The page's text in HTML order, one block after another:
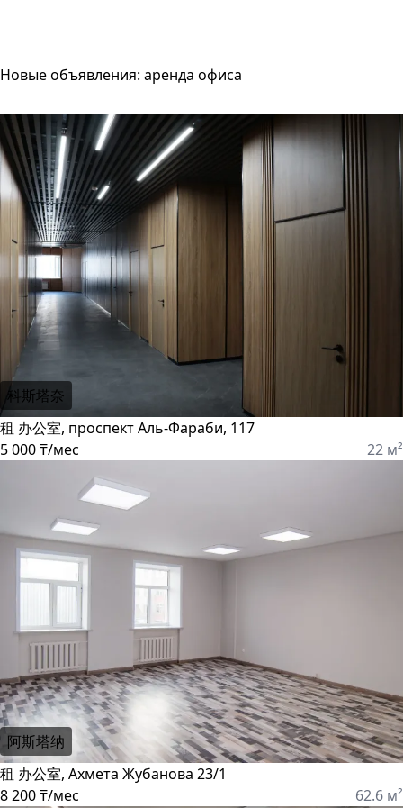
Новые объявления: аренда офиса
科斯塔奈
租 办公室, проспект Аль-Фараби, 117
5 000 ₸/мес
22 м²
阿斯塔纳
租 办公室, Ахмета Жубанова 23/1
8 200 ₸/мес
62.6 м²